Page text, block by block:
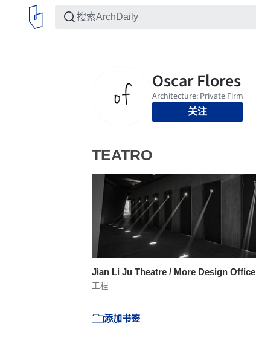
关注
TEATRO
Jian Li Ju Theatre / More Design Office
工程
添加书签